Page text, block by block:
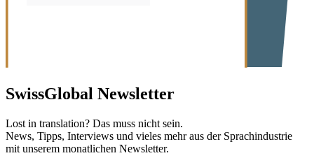
SwissGlobal Newsletter
Lost in translation? Das muss nicht sein.
News, Tipps, Interviews und vieles mehr aus der Sprachindustrie
mit unserem monatlichen Newsletter.